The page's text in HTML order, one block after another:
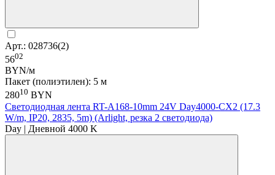
Арт.: 028736(2)
5602
BYN/м
Пакет (полиэтилен): 5 м
28010 BYN
Светодиодная лента RT-A168-10mm 24V Day4000-CX2 (17.3
W/m, IP20, 2835, 5m) (Arlight, резка 2 светодиода)
Day | Дневной 4000 K